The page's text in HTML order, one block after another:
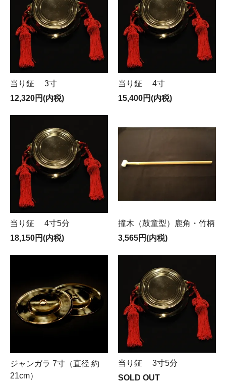
当り鉦 3寸
12,320円(内税)
当り鉦 4寸
15,400円(内税)
当り鉦 4寸5分
18,150円(内税)
撞木（鼓童型）鹿角・竹柄
3,565円(内税)
ジャンガラ 7寸（直径 約
21cm）
当り鉦 3寸5分
SOLD OUT